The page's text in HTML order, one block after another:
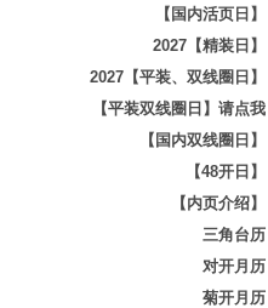
【国内活页日】
2027【精装日】
2027【平装、双线圈日】
【平装双线圈日】请点我
【国内双线圈日】
【48开日】
【内页介绍】
三角台历
对开月历
菊开月历